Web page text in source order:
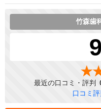
竹森歯
最近の口コミ・評判
口コミ